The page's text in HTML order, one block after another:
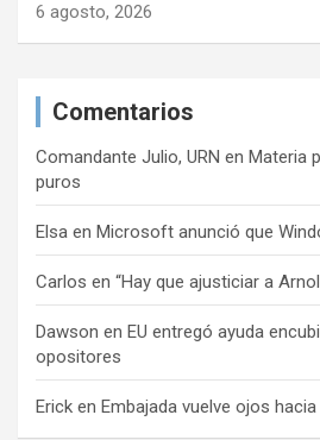
6 agosto, 2026
Comentarios
Comandante Julio, URN en Materia
puros
Elsa en Microsoft anunció que
Carlos en “Hay que ajusticiar a
Dawson en EU entregó ayuda
opositores
Erick en Embajada vuelve ojos